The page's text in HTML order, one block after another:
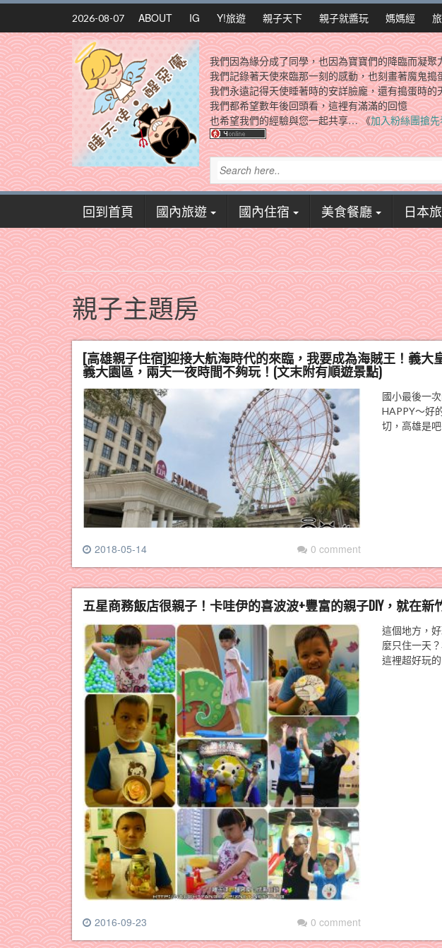
Skip
content
2026-08-07 ABOUT IG Y!旅遊 親子天下 親子就醬玩 媽媽經
我們因為緣分成了同學，也因為寶寶們的降臨而凝聚
我們記錄著天使來臨那一刻的感動，也刻畫著魔鬼搗
我們永遠記得天使睡著時的安詳臉龐，還有搗蛋時的
我們都希望數年後回頭看，這裡有滿滿的回憶
也希望我們的經驗與您一起共享… 《加入粉絲團搶
回到首頁 國內旅遊 國內住宿 美食餐廳 日本
親子主題房
[高雄親子住宿]迎接大航海時代的來臨，我要成為海賊王！義大
義大園區，兩天一夜時間不夠玩！(文末附有順遊景點)
2018-05-14 0 comment
國小最後一
HAPPY～好
切，高雄是
五星商務飯店很親子！卡哇伊的喜波波+豐富的親子DIY，就在新
2016-09-23 0 comment
這個地方，
麼只住一天
這裡超好玩